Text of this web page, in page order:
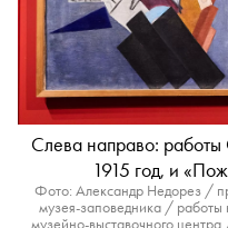
Слева направо:
1915 год, и
Фото: Александр Недорез /
музея-заповедника / работы
музейно-выставочного центра